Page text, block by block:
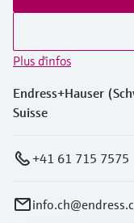
Plus d'infos
Endress+Hauser
Suisse
+41 61 715 7575